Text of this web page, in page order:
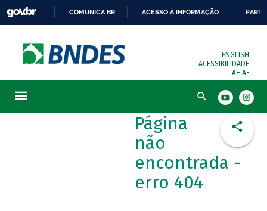
COMUNICA BR ACESSO À INFORMAÇÃO
ENGLISH
ACESSIBILIDADE
A+ A-
Busca
Página
não
encontrada -
erro 404